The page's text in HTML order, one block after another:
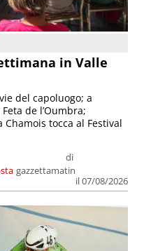
in Valle
di
gazzettamatin
il 07/08/2026
del capoluogo; a
de l’Oumbra;
tocca al Festival